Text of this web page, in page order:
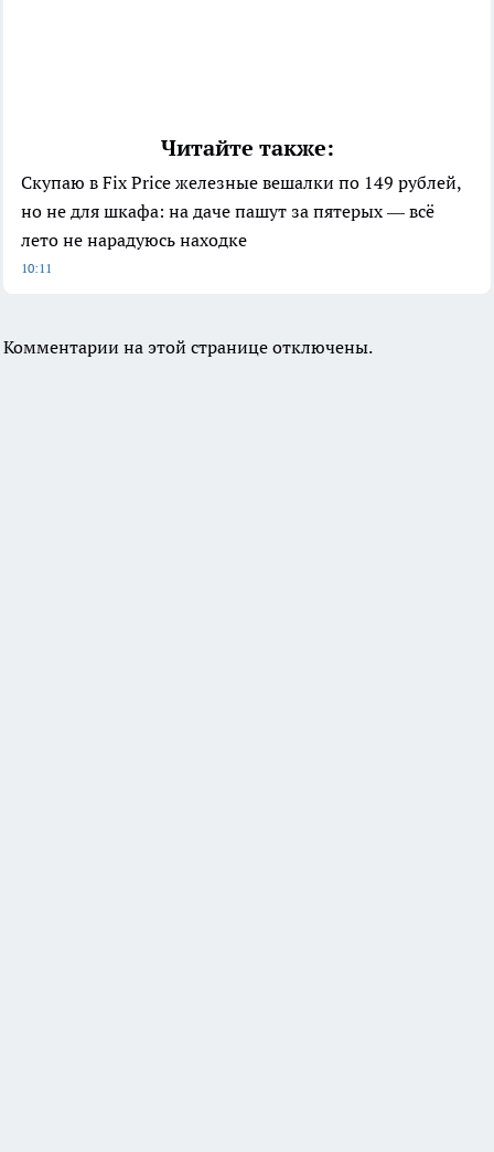
Читайте также:
Скупаю в Fix Price железные вешалки по 149 рублей,
но не для шкафа: на даче пашут за пятерых — всё
лето не нарадуюсь находке
10:11
Комментарии на этой странице отключены.